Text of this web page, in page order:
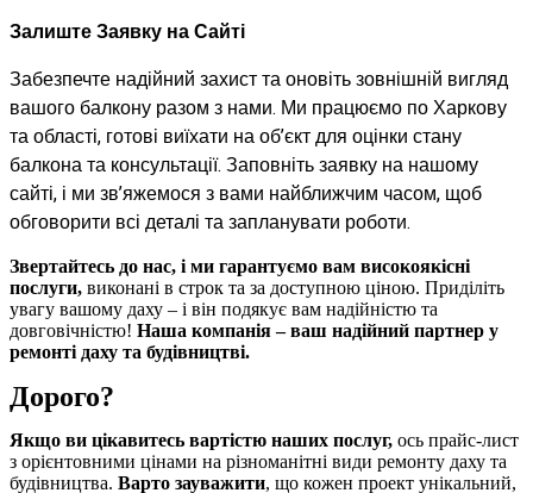
Залиште Заявку на Сайті
Забезпечте надійний захист та оновіть зовнішній вигляд
вашого балкону разом з нами. Ми працюємо по Харкову
та області, готові виїхати на об’єкт для оцінки стану
балкона та консультації. Заповніть заявку на нашому
сайті, і ми зв’яжемося з вами найближчим часом, щоб
обговорити всі деталі та запланувати роботи.
Звертайтесь до нас, і ми гарантуємо вам високоякісні
послуги, виконані в строк та за доступною ціною. Приділіть
увагу вашому даху – і він подякує вам надійністю та
довговічністю! Наша компанія – ваш надійний партнер у
ремонті даху та будівництві.
Дорого?
Якщо ви цікавитесь вартістю наших послуг, ось прайс-лист
з орієнтовними цінами на різноманітні види ремонту даху та
будівництва. Варто зауважити, що кожен проект унікальний,